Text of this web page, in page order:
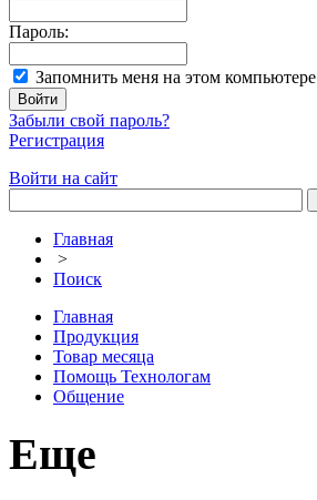
Пароль:
Запомнить меня на этом компьютере
Забыли свой пароль?
Регистрация
Войти на сайт
Главная
>
Поиск
Главная
Продукция
Товар месяца
Помощь Технологам
Общение
Еще